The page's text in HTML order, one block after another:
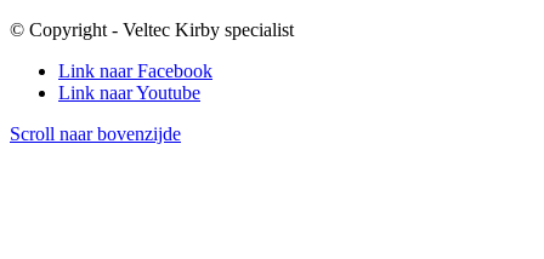
© Copyright - Veltec Kirby specialist
Link naar Facebook
Link naar Youtube
Scroll naar bovenzijde